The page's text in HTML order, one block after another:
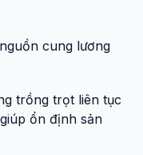
cung lương
trồng trọt liên tục
ổn định sản